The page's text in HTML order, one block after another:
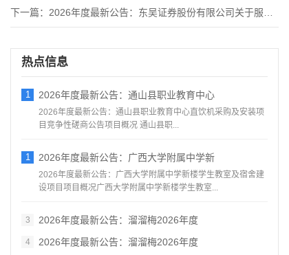
下一篇： 2026年度最新公告：东吴证券股份有限公司关于服务器设备采购
热点信息
1 2026年度最新公告：通山县职业教育中心
2026年度最新公告：通山县职业教育中心直饮机采购及安装项
目竞争性磋商公告项目概况 通山县职...
1 2026年度最新公告：广西大学附属中学新
2026年度最新公告：广西大学附属中学新楼学生教室及宿舍建
设项目项目概况广西大学附属中学新楼学生教室...
3 2026年度最新公告：溜溜梅2026年度
4 2026年度最新公告：溜溜梅2026年度